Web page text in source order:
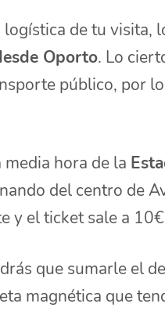
de tu visita,
Oporto. Lo
público, por
media hora de la
del centro de
y el ticket sale a
que sumarle el
magnética que